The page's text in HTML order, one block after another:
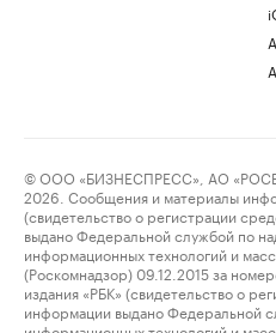
© ООО «БИЗНЕСПРЕСС», АО
2026. Сообщения и материалы
(свидетельство о регистрации
выдано Федеральной службой по
информационных технологий и
(Роскомнадзор) 09.12.2015 за
издания «РБК» (свидетельство о
информации выдано Федеральной